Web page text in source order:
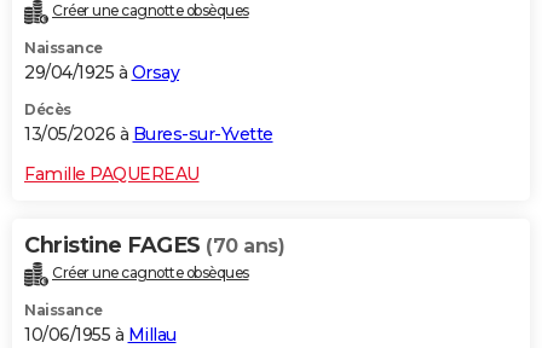
Créer une cagnotte obsèques
Naissance
29/04/1925 à Orsay
Décès
13/05/2026 à Bures-sur-Yvette
Famille PAQUEREAU
Christine FAGES (70 ans)
Créer une cagnotte obsèques
Naissance
10/06/1955 à Millau